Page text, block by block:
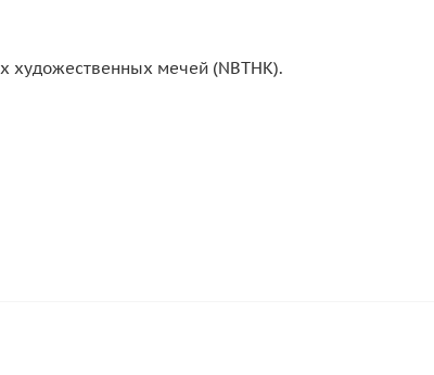
мечей (NBTHK).